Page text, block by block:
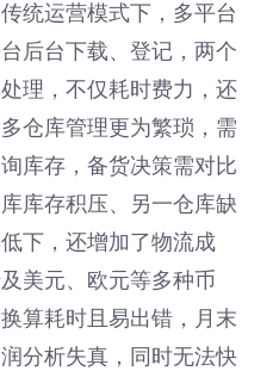
统运营模式下，多平台
后台下载、登记，两个
理，不仅耗时费力，还
仓库管理更为繁琐，需
库存，备货决策需对比
库存积压、另一仓库缺
下，还增加了物流成
美元、欧元等多种币
算耗时且易出错，月末
分析失真，同时无法快